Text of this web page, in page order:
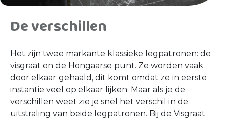
De verschillen
Het zijn twee markante klassieke legpatronen: de
visgraat en de Hongaarse punt. Ze worden vaak
door elkaar gehaald, dit komt omdat ze in eerste
instantie veel op elkaar lijken. Maar als je de
verschillen weet zie je snel het verschil in de
uitstraling van beide legpatronen. Bij de Visgraat